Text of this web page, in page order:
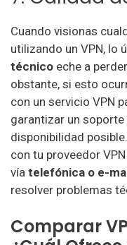
Cuando visionas
utilizando un VPN, lo
técnico eche a
obstante, si esto
con un servicio VPN
garantizar un
disponibilidad
con tu proveedor
vía telefónica o e-
resolver problemas
Comparar